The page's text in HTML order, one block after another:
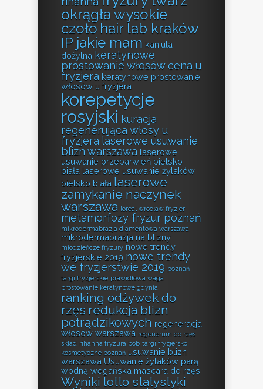
okrągła wysokie
czoło hair lab kraków
IP jakie mam kaniula
dożylna keratynowe
prostowanie włosów cena u
fryzjera keratynowe prostowanie
włosów u fryzjera
korepetycje
rosyjski kuracja
regenerująca włosy u
fryzjera laserowe usuwanie
blizn warszawa laserowe
usuwanie przebarwień bielsko
biała laserowe usuwanie żylaków
bielsko biała laserowe
zamykanie naczynek
warszawa
loreal wrocław fryzjer
metamorfozy fryzur poznań
mikrodermabrazja diamentowa warszawa
mikrodermabrazja na blizny
młodzieńcze fryzury nowe trendy
fryzjerskie 2019 nowe trendy
we fryzjerstwie 2019 poznań
targi fryzjerskie prawidłowa waga
prostowanie keratynowe gdynia
ranking odżywek do
rzęs redukcja blizn
potrądzikowych regeneracja
włosów warszawa regenerum do rzęs
skład rihanna fryzura bob targi fryzjersko
kosmetyczne poznań usuwanie blizn
warszawa Usuwanie żylaków parą
wodną wegańska mascara do rzęs
Wyniki lotto statystyki